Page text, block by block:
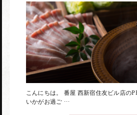
こんにちは。 番屋 西新宿住友ビル店の
いかがお過ご ···
西新宿住友ビル
赤坂店